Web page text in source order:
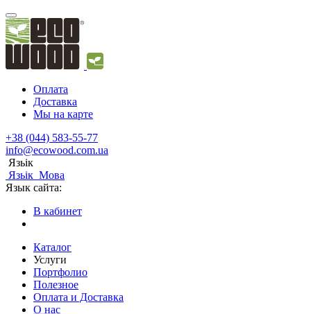
Оплата
Доставка
Мы на карте
+38 (044) 583-55-77
info@ecowood.com.ua
Язьік
Язьік Мова
Язык сайта:
В кабинет
Каталог
Услуги
Портфолио
Полезное
Оплата и Доставка
О нас